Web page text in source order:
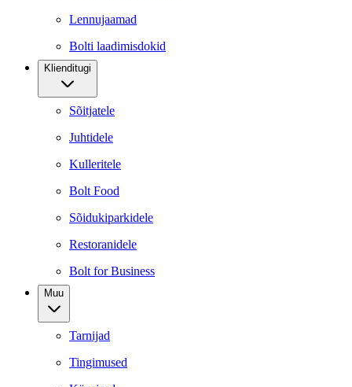
Lennujaamad
Bolti laadimisdokid
Klienditugi
Sõitjatele
Juhtidele
Kulleritele
Bolt Food
Sõidukiparkidele
Restoranidele
Bolt for Business
Muu
Tarnijad
Tingimused